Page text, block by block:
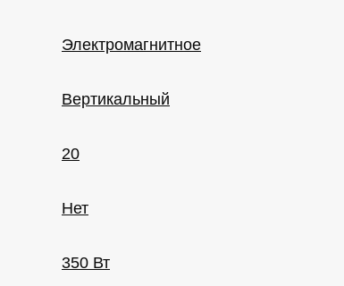
Электромагнитное
Вертикальный
20
Нет
350 Вт